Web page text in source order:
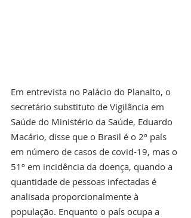
Em entrevista no Palácio do Planalto, o
secretário substituto de Vigilância em
Saúde do Ministério da Saúde, Eduardo
Macário, disse que o Brasil é o 2º país
em número de casos de covid-19, mas o
51º em incidência da doença, quando a
quantidade de pessoas infectadas é
analisada proporcionalmente à
população. Enquanto o país ocupa a